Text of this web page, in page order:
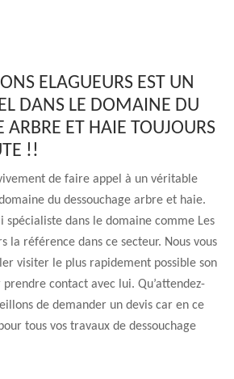
ELAGUEURS EST UN
DANS LE DOMAINE DU
ARBRE ET HAIE TOUJOURS
!!
de faire appel à un véritable
du dessouchage arbre et haie.
spécialiste dans le domaine comme Les
la référence dans ce secteur. Nous vous
visiter le plus rapidement possible son
contact avec lui. Qu’attendez-
de demander un devis car en ce
tous vos travaux de dessouchage